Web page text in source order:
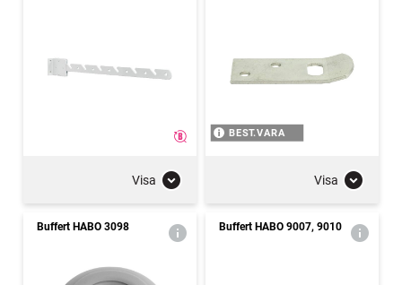
Visa
BEST.VARA
Visa
Buffert HABO 3098 Buffert HABO 9007, 9010